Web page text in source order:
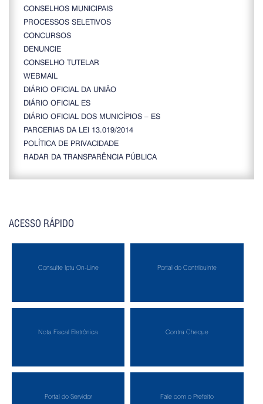
CONSELHOS MUNICIPAIS
PROCESSOS SELETIVOS
CONCURSOS
DENUNCIE
CONSELHO TUTELAR
WEBMAIL
DIÁRIO OFICIAL DA UNIÃO
DIÁRIO OFICIAL ES
DIÁRIO OFICIAL DOS MUNICÍPIOS – ES
PARCERIAS DA LEI 13.019/2014
POLÍTICA DE PRIVACIDADE
RADAR DA TRANSPARÊNCIA PÚBLICA
ACESSO RÁPIDO
Consulte Iptu On-Line Portal do Contribuinte
Nota Fiscal Eletrônica Contra Cheque
Portal do Servidor Fale com o Prefeito